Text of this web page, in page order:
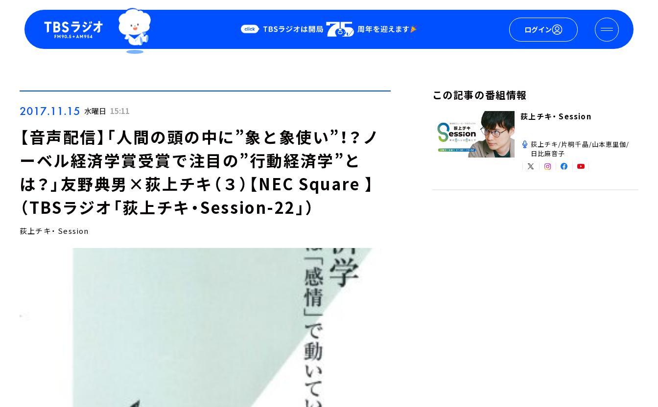
ログイン
Podcast
YouTube
2017.11.15 水曜日 15:11
【音声配信】「人間の頭の中に”象と象使い”！？ノ
ーベル経済学賞受賞で注目の”行動経済学”と
は？」友野典男×荻上チキ（３）【NEC Square 】
（TBSラジオ「荻上チキ・Session-22」）
荻上チキ・ Session
この記事の番組情報
荻上チキ・ Session
荻上チキ/片桐千晶/山本恵里伽/
日比麻音子